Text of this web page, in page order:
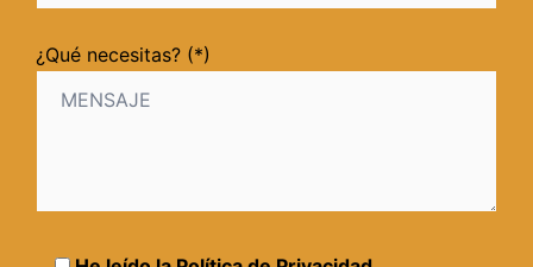
¿Qué necesitas? (*)